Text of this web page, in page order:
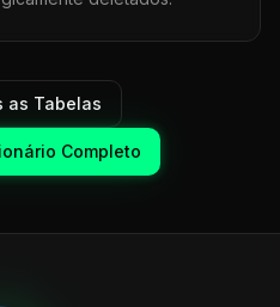
as Tabelas
Completo